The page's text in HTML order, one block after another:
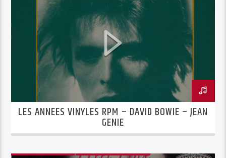
LES ANNEES VINYLES RPM – DAVID BOWIE – JEAN
GENIE